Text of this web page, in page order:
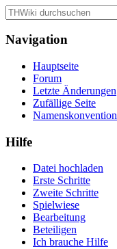
Navigation
Hauptseite
Forum
Letzte Änderungen
Zufällige Seite
Namenskonvention
Hilfe
Datei hochladen
Erste Schritte
Zweite Schritte
Spielwiese
Bearbeitung
Beteiligen
Ich brauche Hilfe